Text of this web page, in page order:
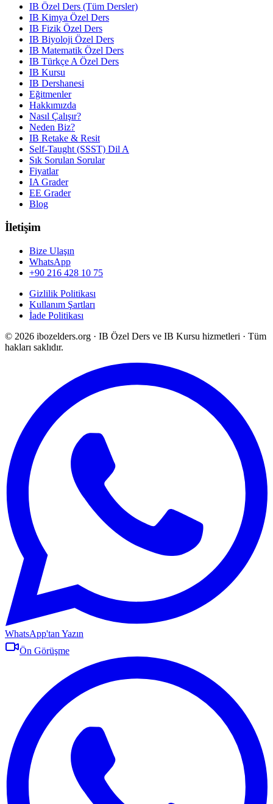
IB Özel Ders (Tüm Dersler)
IB Kimya Özel Ders
IB Fizik Özel Ders
IB Biyoloji Özel Ders
IB Matematik Özel Ders
IB Türkçe A Özel Ders
IB Kursu
IB Dershanesi
Eğitmenler
Hakkımızda
Nasıl Çalışır?
Neden Biz?
IB Retake & Resit
Self-Taught (SSST) Dil A
Sık Sorulan Sorular
Fiyatlar
IA Grader
EE Grader
Blog
İletişim
Bize Ulaşın
WhatsApp
+90 216 428 10 75
Gizlilik Politikası
Kullanım Şartları
İade Politikası
© 2026 ibozelders.org · IB Özel Ders ve IB Kursu hizmetleri · Tüm
hakları saklıdır.
WhatsApp'tan Yazın
Ön Görüşme